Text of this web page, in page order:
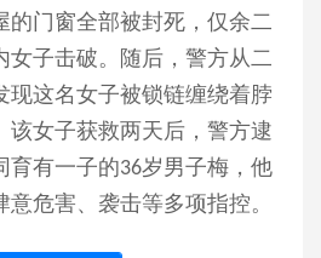
的门窗全部被封死，仅余二
女子击破。随后，警方从二
现这名女子被锁链缠绕着脖
该女子获救两天后，警方逮
育有一子的36岁男子梅，他
危害、袭击等多项指控。